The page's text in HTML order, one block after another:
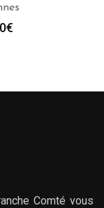
€
Comté vous